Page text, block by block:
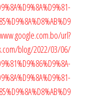
url?
blog/2022/03/06/